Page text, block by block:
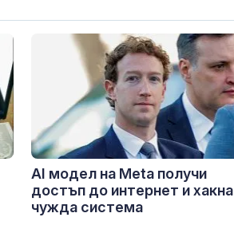
AI модел на Meta получи
достъп до интернет и хакна
чужда система